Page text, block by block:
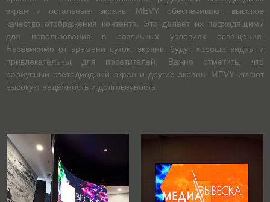
экран и остальные экраны MEVY обеспечивают высокое
качество отображения контента. Это делает их подходящими
для использования в различных условиях освещения.
Независимо от времени суток, экраны будут хорошо видны и
привлекательны для посетителей. Важно отметить, что
радиусный светодиодный экран и другие экраны MEVY имеют
высокую надёжность и долговечность.